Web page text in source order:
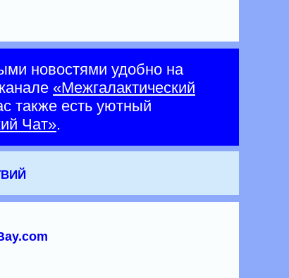
новостями удобно на
«Межгалактический
также есть уютный
Чат».